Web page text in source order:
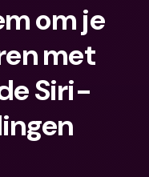
om je
met
Siri-